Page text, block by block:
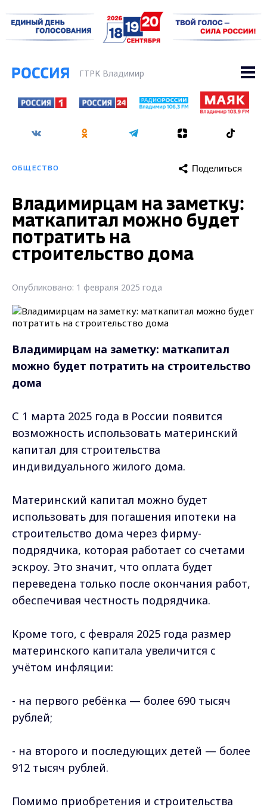
ГТРК Владимир
ОБЩЕСТВО Поделиться
Владимирцам на заметку:
маткапитал можно будет
потратить на
строительство дома
Опубликовано: 1 февраля 2025 года
Владимирцам на заметку: маткапитал
можно будет потратить на строительство
дома
С 1 марта 2025 года в России появится
возможность использовать материнский
капитал для строительства
индивидуального жилого дома.
Материнский капитал можно будет
использовать для погашения ипотеки на
строительство дома через фирму-
подрядчика, которая работает со счетами
эскроу. Это значит, что оплата будет
переведена только после окончания работ,
обеспечивая честность подрядчика.
Кроме того, с февраля 2025 года размер
материнского капитала увеличится с
учётом инфляции:
- на первого ребёнка — более 690 тысяч
рублей;
- на второго и последующих детей — более
912 тысяч рублей.
Помимо приобретения и строительства